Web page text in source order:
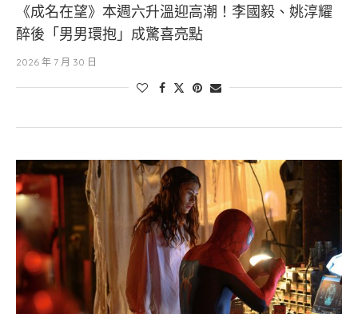
《成名在望》本週六升溫迎高潮！李國毅、姚淳耀
醉後「男男環抱」成驚喜亮點
2026 年 7 月 30 日